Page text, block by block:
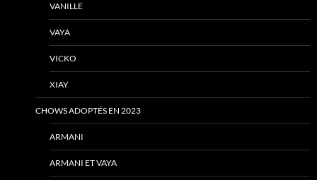
VANILLE
VAYA
VICKO
XIAY
CHOWS ADOPTÉS EN 2023
ARMANI
ARMANI ET VAYA